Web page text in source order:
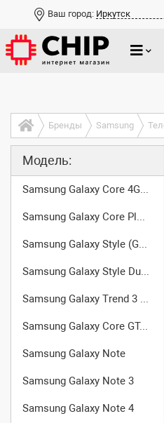
Ваш город: Иркутск
Бренды Samsung
Модель:
Samsung Galaxy Core 4G (SM-G3518)
Samsung Galaxy Core Plus (SM-G350)
Samsung Galaxy Style (GT-I8268)
Samsung Galaxy Style Duos (GT-I8262D)
Samsung Galaxy Trend 3 (SM-G3502)
Samsung Galaxy Core GT-I8262
Samsung Galaxy Note
Samsung Galaxy Note 3
Samsung Galaxy Note 4